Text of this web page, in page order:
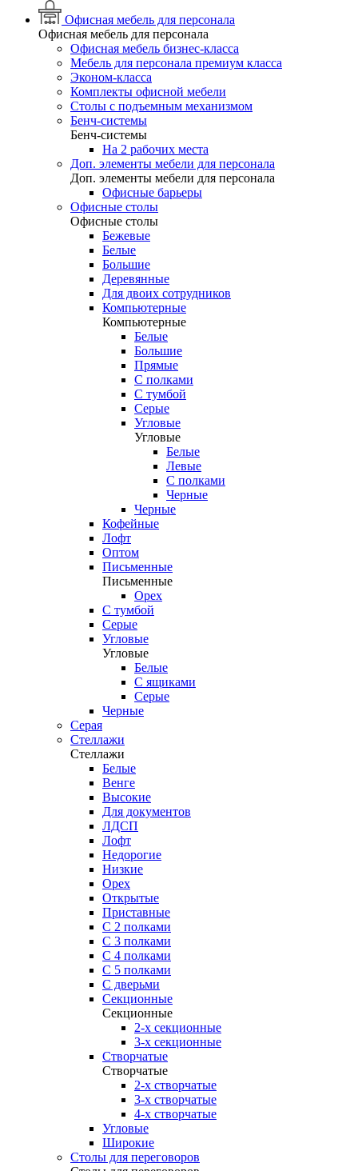
Офисная мебель для персонала
Офисная мебель для персонала
Офисная мебель бизнес-класса
Мебель для персонала премиум класса
Эконом-класса
Комплекты офисной мебели
Столы с подъемным механизмом
Бенч-системы
Бенч-системы
На 2 рабочих места
Доп. элементы мебели для персонала
Доп. элементы мебели для персонала
Офисные барьеры
Офисные столы
Офисные столы
Бежевые
Белые
Большие
Деревянные
Для двоих сотрудников
Компьютерные
Компьютерные
Белые
Большие
Прямые
С полками
С тумбой
Серые
Угловые
Угловые
Белые
Левые
С полками
Черные
Черные
Кофейные
Лофт
Оптом
Письменные
Письменные
Орех
С тумбой
Серые
Угловые
Угловые
Белые
С ящиками
Серые
Черные
Серая
Стеллажи
Стеллажи
Белые
Венге
Высокие
Для документов
ЛДСП
Лофт
Недорогие
Низкие
Орех
Открытые
Приставные
С 2 полками
С 3 полками
С 4 полками
С 5 полками
С дверьми
Секционные
Секционные
2-х секционные
3-х секционные
Створчатые
Створчатые
2-х створчатые
3-х створчатые
4-х створчатые
Угловые
Широкие
Столы для переговоров